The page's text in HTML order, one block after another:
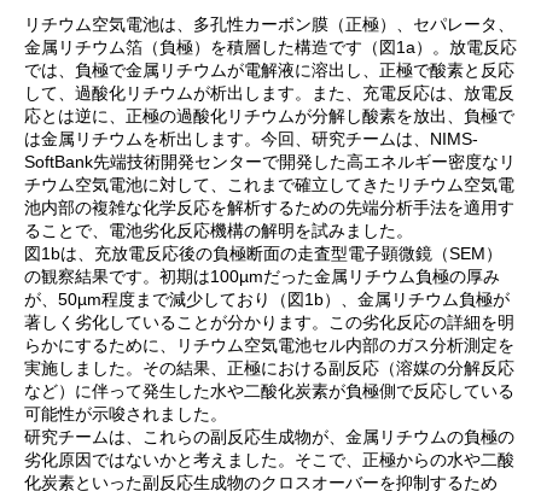
リチウム空気電池は、多孔性カーボン膜（正極）、セパレータ、
金属リチウム箔（負極）を積層した構造です（図1a）。放電反応
では、負極で金属リチウムが電解液に溶出し、正極で酸素と反応
して、過酸化リチウムが析出します。また、充電反応は、放電反
応とは逆に、正極の過酸化リチウムが分解し酸素を放出、負極で
は金属リチウムを析出します。今回、研究チームは、NIMS-
SoftBank先端技術開発センターで開発した高エネルギー密度なリ
チウム空気電池に対して、これまで確立してきたリチウム空気電
池内部の複雑な化学反応を解析するための先端分析手法を適用す
ることで、電池劣化反応機構の解明を試みました。
図1bは、充放電反応後の負極断面の走査型電子顕微鏡（SEM）
の観察結果です。初期は100µmだった金属リチウム負極の厚み
が、50µm程度まで減少しており（図1b）、金属リチウム負極が
著しく劣化していることが分かります。この劣化反応の詳細を明
らかにするために、リチウム空気電池セル内部のガス分析測定を
実施しました。その結果、正極における副反応（溶媒の分解反応
など）に伴って発生した水や二酸化炭素が負極側で反応している
可能性が示唆されました。
研究チームは、これらの副反応生成物が、金属リチウムの負極の
劣化原因ではないかと考えました。そこで、正極からの水や二酸
化炭素といった副反応生成物のクロスオーバーを抑制するため